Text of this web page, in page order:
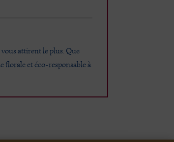
attirent le plus. Que
florale et éco-responsable à